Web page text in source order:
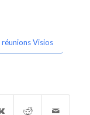
Visios